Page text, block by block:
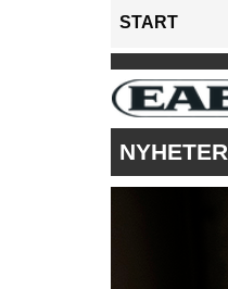
START
NYHETER